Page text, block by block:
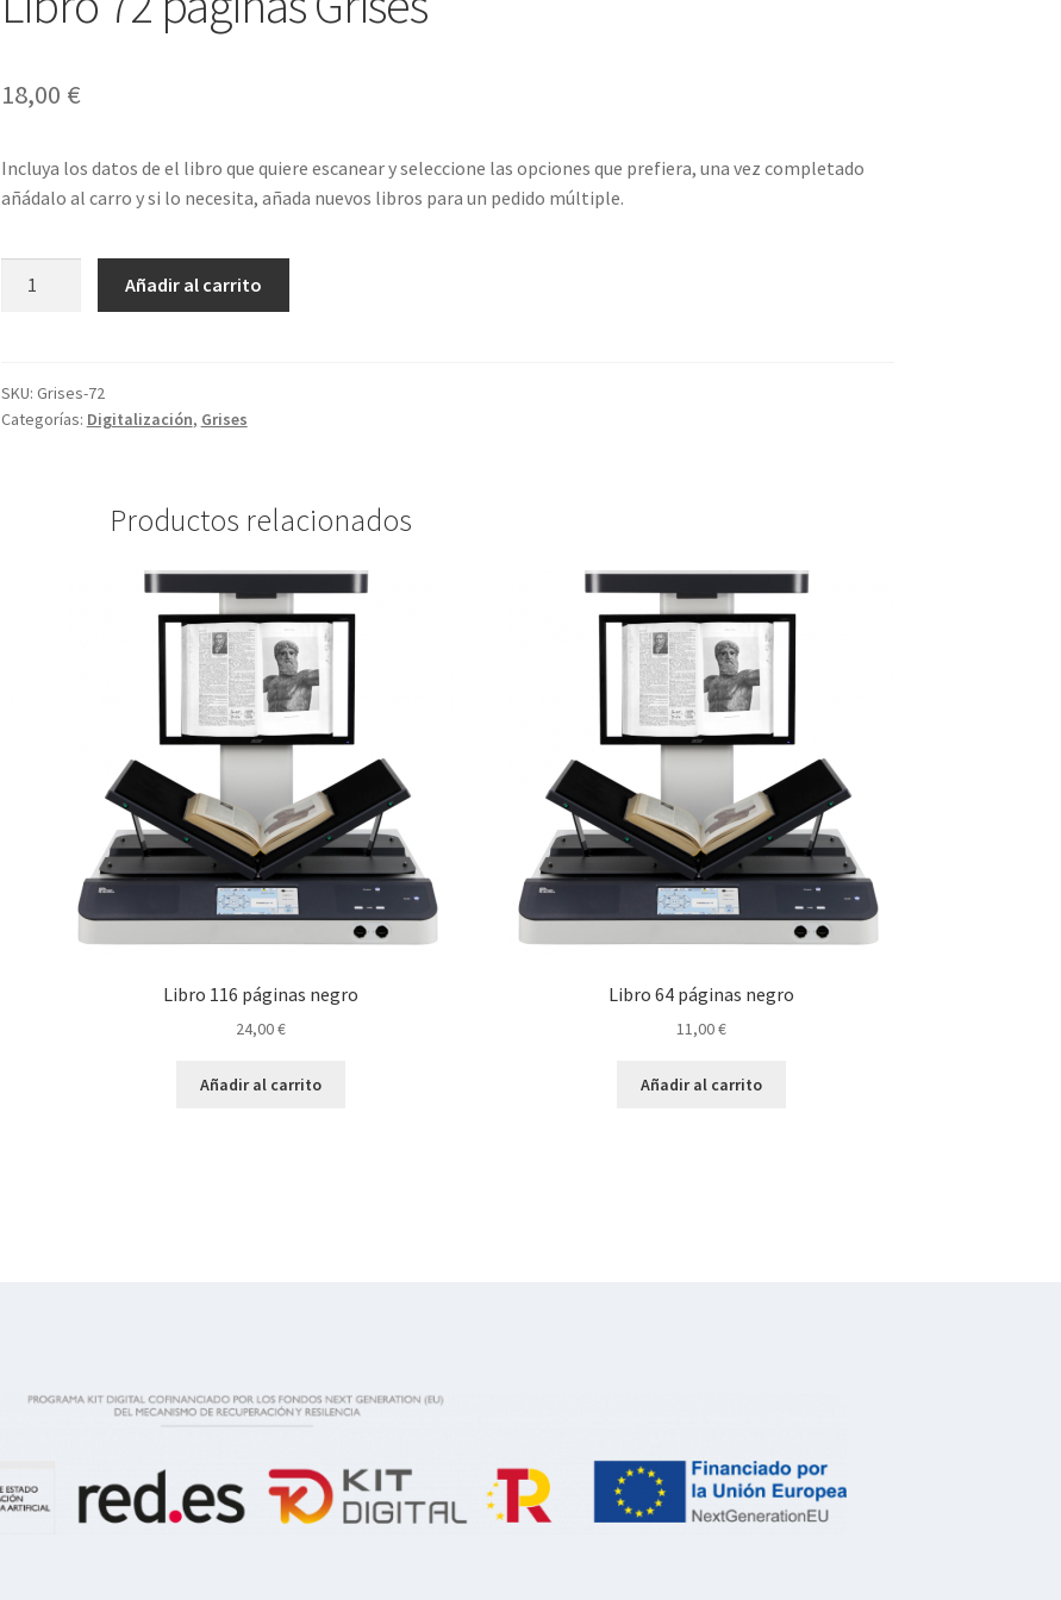
18,00 €
Incluya los datos de el libro que quiere escanear y seleccione las opciones que prefiera, una vez completado
añádalo al carro y si lo necesita, añada nuevos libros para un pedido múltiple.
cantidad
Añadir al carrito
SKU: Grises-72
Categorías: Digitalización, Grises
Productos relacionados
Libro 116 páginas negro
24,00€
Añadir al carrito
Libro 64 páginas negro
11,00€
Añadir al carrito